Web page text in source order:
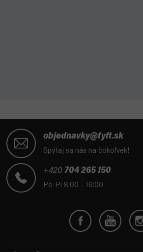
objednavky@fyft.sk
Spýtaj sa nás na čokoľvek!
+420 704 265 150
Po-Pi 8:00 - 16:00